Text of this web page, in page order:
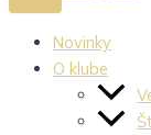
Novinky
O klube